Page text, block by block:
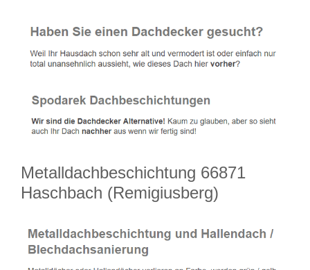
Metalldachbeschichtung 66871
Haschbach (Remigiusberg)